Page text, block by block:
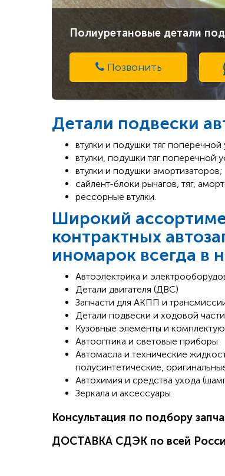
Полиуретановые детали
Позвонить
Детали подвески
втулки и подушки тяг поперечной
втулки, подушки тяг поперечной
втулки и подушки амортизаторов;
сайлент-блоки рычагов, тяг,
рессорные втулки.
Широкий
контрактных
иномарок всегда в
Автоэлектрика и
Детали двигателя (ДВС)
Запчасти для АКПП и
Детали подвески и ходовой части
Кузовные элементы и
Автооптика и световые приборы
Автомасла и технические
полусинтетические,
Автохимия и средства ухода
Зеркала и аксессуары
Консультация по подбору
ДОСТАВКА СДЭК по всей